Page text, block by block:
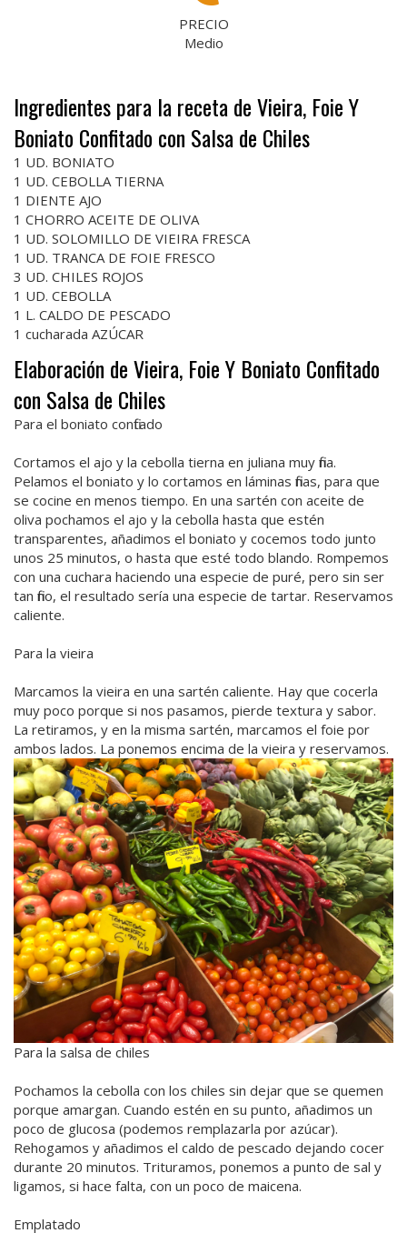
PRECIO
Medio
Ingredientes para la receta de Vieira, Foie Y
Boniato Confitado con Salsa de Chiles
1 UD. BONIATO
1 UD. CEBOLLA TIERNA
1 DIENTE AJO
1 CHORRO ACEITE DE OLIVA
1 UD. SOLOMILLO DE VIEIRA FRESCA
1 UD. TRANCA DE FOIE FRESCO
3 UD. CHILES ROJOS
1 UD. CEBOLLA
1 L. CALDO DE PESCADO
1 cucharada AZÚCAR
Elaboración de Vieira, Foie Y Boniato Confitado
con Salsa de Chiles
Para el boniato confitado
Cortamos el ajo y la cebolla tierna en juliana muy fina.
Pelamos el boniato y lo cortamos en láminas finas, para que
se cocine en menos tiempo. En una sartén con aceite de
oliva pochamos el ajo y la cebolla hasta que estén
transparentes, añadimos el boniato y cocemos todo junto
unos 25 minutos, o hasta que esté todo blando. Rompemos
con una cuchara haciendo una especie de puré, pero sin ser
tan fino, el resultado sería una especie de tartar. Reservamos
caliente.
Para la vieira
Marcamos la vieira en una sartén caliente. Hay que cocerla
muy poco porque si nos pasamos, pierde textura y sabor.
La retiramos, y en la misma sartén, marcamos el foie por
ambos lados. La ponemos encima de la vieira y reservamos.
Para la salsa de chiles
Pochamos la cebolla con los chiles sin dejar que se quemen
porque amargan. Cuando estén en su punto, añadimos un
poco de glucosa (podemos remplazarla por azúcar).
Rehogamos y añadimos el caldo de pescado dejando cocer
durante 20 minutos. Trituramos, ponemos a punto de sal y
ligamos, si hace falta, con un poco de maicena.
Emplatado